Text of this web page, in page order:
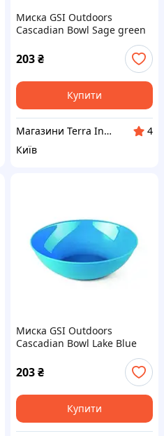
Миска GSI Outdoors
Cascadian Bowl Sage green
203₴
Купити
Магазини Terra Incognita
4
Київ
Миска GSI Outdoors
Cascadian Bowl Lake Blue
203₴
Купити